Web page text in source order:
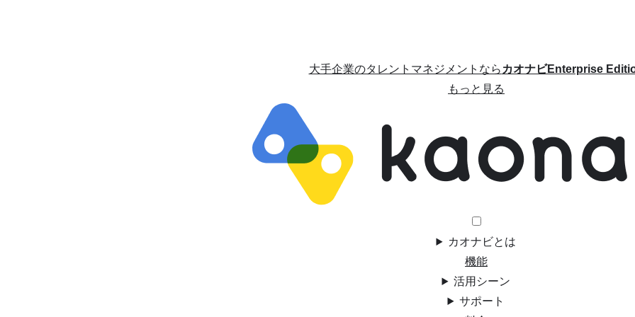
大手企業のタレントマネジメントならカオナビEnterprise
もっと見る
カオナビとは
機能
活用シーン
サポート